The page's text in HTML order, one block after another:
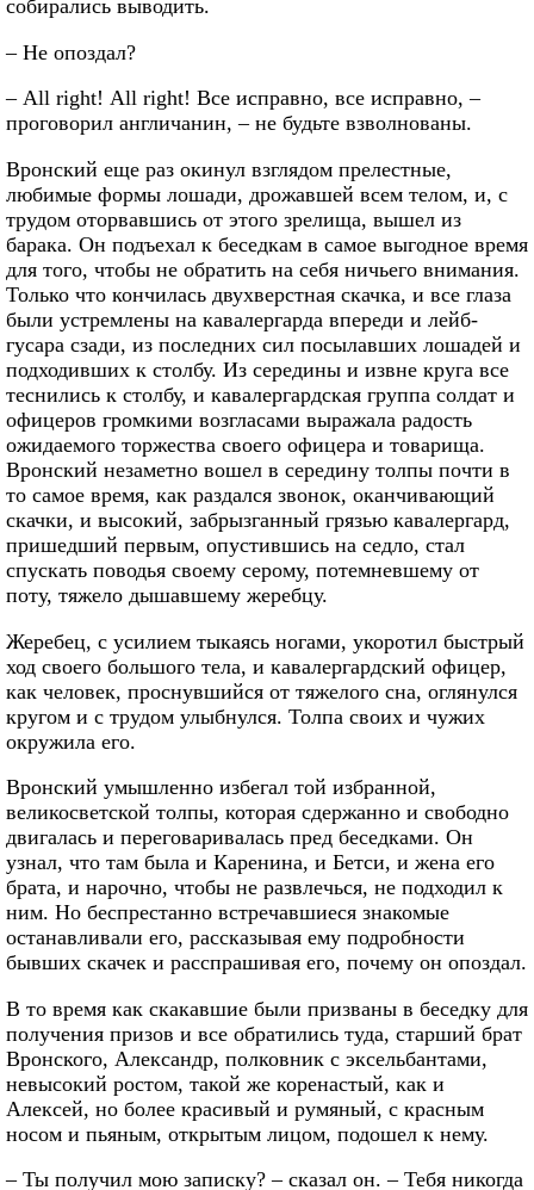
собирались выводить.
– Не опоздал?
– All right! Аll right! Все исправно, все исправно, –
проговорил англичанин, – не будьте взволнованы.
Вронский еще раз окинул взглядом прелестные,
любимые формы лошади, дрожавшей всем телом, и, с
трудом оторвавшись от этого зрелища, вышел из
барака. Он подъехал к беседкам в самое выгодное время
для того, чтобы не обратить на себя ничьего внимания.
Только что кончилась двухверстная скачка, и все глаза
были устремлены на кавалергарда впереди и лейб-
гусара сзади, из последних сил посылавших лошадей и
подходивших к столбу. Из середины и извне круга все
теснились к столбу, и кавалергардская группа солдат и
офицеров громкими возгласами выражала радость
ожидаемого торжества своего офицера и товарища.
Вронский незаметно вошел в середину толпы почти в
то самое время, как раздался звонок, оканчивающий
скачки, и высокий, забрызганный грязью кавалергард,
пришедший первым, опустившись на седло, стал
спускать поводья своему серому, потемневшему от
поту, тяжело дышавшему жеребцу.
Жеребец, с усилием тыкаясь ногами, укоротил быстрый
ход своего большого тела, и кавалергардский офицер,
как человек, проснувшийся от тяжелого сна, оглянулся
кругом и с трудом улыбнулся. Толпа своих и чужих
окружила его.
Вронский умышленно избегал той избранной,
великосветской толпы, которая сдержанно и свободно
двигалась и переговаривалась пред беседками. Он
узнал, что там была и Каренина, и Бетси, и жена его
брата, и нарочно, чтобы не развлечься, не подходил к
ним. Но беспрестанно встречавшиеся знакомые
останавливали его, рассказывая ему подробности
бывших скачек и расспрашивая его, почему он опоздал.
В то время как скакавшие были призваны в беседку для
получения призов и все обратились туда, старший брат
Вронского, Александр, полковник с эксельбантами,
невысокий ростом, такой же коренастый, как и
Алексей, но более красивый и румяный, с красным
носом и пьяным, открытым лицом, подошел к нему.
– Ты получил мою записку? – сказал он. – Тебя никогда